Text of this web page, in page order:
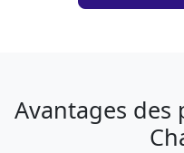
Avantages des